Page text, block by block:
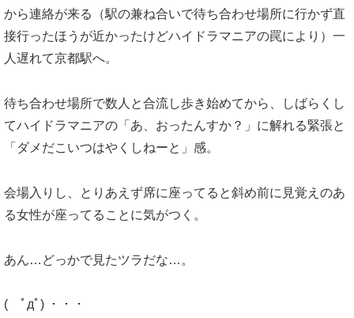
から連絡が来る（駅の兼ね合いで待ち合わせ場所に行かず直
接行ったほうが近かったけどハイドラマニアの罠により）一
人遅れて京都駅へ。
待ち合わせ場所で数人と合流し歩き始めてから、しばらくし
てハイドラマニアの「あ、おったんすか？」に解れる緊張と
「ダメだこいつはやくしねーと」感。
会場入りし、とりあえず席に座ってると斜め前に見覚えのあ
る女性が座ってることに気がつく。
あん…どっかで見たツラだな…。
( ﾟдﾟ) ・・・